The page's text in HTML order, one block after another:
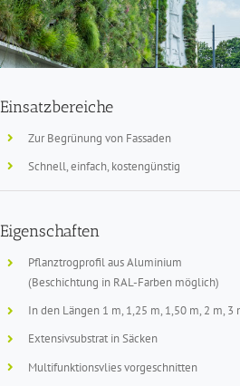
Einsatzbereiche
Zur Begrünung von Fassaden
Schnell, einfach, kostengünstig
Eigenschaften
Pflanztrogprofil aus Aluminium
(Beschichtung in RAL-Farben möglich)
In den Längen 1 m, 1,25 m, 1,50 m, 2 m, 3
Extensivsubstrat in Säcken
Multifunktionsvlies vorgeschnitten